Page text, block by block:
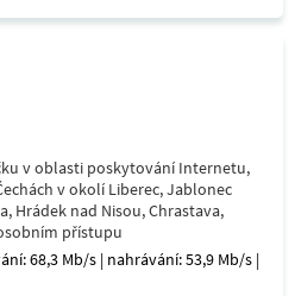
v oblasti poskytování Internetu,
v okolí Liberec, Jablonec
Hrádek nad Nisou, Chrastava,
přístupu
68,3 Mb/s | nahrávání: 53,9 Mb/s |